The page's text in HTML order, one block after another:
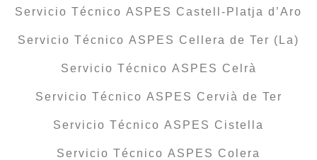
Servicio Técnico ASPES Castell-Platja d’Aro
Servicio Técnico ASPES Cellera de Ter (La)
Servicio Técnico ASPES Celrà
Servicio Técnico ASPES Cervià de Ter
Servicio Técnico ASPES Cistella
Servicio Técnico ASPES Colera